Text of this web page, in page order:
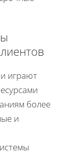
играют
более
и